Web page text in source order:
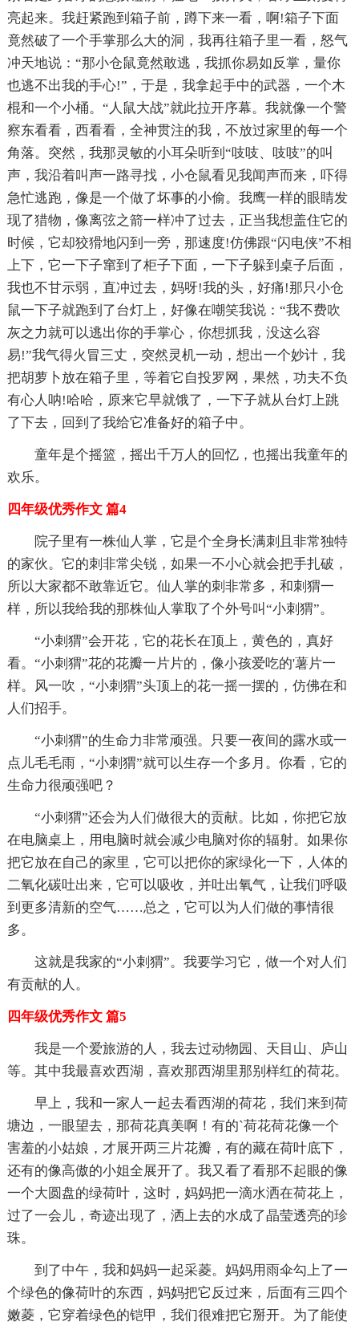
亮起来。我赶紧跑到箱子前，蹲下来一看，啊!箱子下面
竟然破了一个手掌那么大的洞，我再往箱子里一看，怒气
冲天地说：“那小仓鼠竟然敢逃，我抓你易如反掌，量你
也逃不出我的手心!”，于是，我拿起手中的武器，一个木
棍和一个小桶。“人鼠大战”就此拉开序幕。我就像一个警
察东看看，西看看，全神贯注的我，不放过家里的每一个
角落。突然，我那灵敏的小耳朵听到“吱吱、吱吱”的叫
声，我沿着叫声一路寻找，小仓鼠看见我闻声而来，吓得
急忙逃跑，像是一个做了坏事的小偷。我鹰一样的眼睛发
现了猎物，像离弦之箭一样冲了过去，正当我想盖住它的
时候，它却狡猾地闪到一旁，那速度!仿佛跟“闪电侠”不相
上下，它一下子窜到了柜子下面，一下子躲到桌子后面，
我也不甘示弱，直冲过去，妈呀!我的头，好痛!那只小仓
鼠一下子就跑到了台灯上，好像在嘲笑我说：“我不费吹
灰之力就可以逃出你的手掌心，你想抓我，没这么容
易!”我气得火冒三丈，突然灵机一动，想出一个妙计，我
把胡萝卜放在箱子里，等着它自投罗网，果然，功夫不负
有心人呐!哈哈，原来它早就饿了，一下子就从台灯上跳
了下去，回到了我给它准备好的箱子中。
童年是个摇篮，摇出千万人的回忆，也摇出我童年的
欢乐。
四年级优秀作文 篇4
院子里有一株仙人掌，它是个全身长满刺且非常独特
的家伙。它的刺非常尖锐，如果一不小心就会把手扎破，
所以大家都不敢靠近它。仙人掌的刺非常多，和刺猬一
样，所以我给我的那株仙人掌取了个外号叫“小刺猬”。
“小刺猬”会开花，它的花长在顶上，黄色的，真好
看。“小刺猬”花的花瓣一片片的，像小孩爱吃的'薯片一
样。风一吹，“小刺猬”头顶上的花一摇一摆的，仿佛在和
人们招手。
“小刺猬”的生命力非常顽强。只要一夜间的露水或一
点儿毛毛雨，“小刺猬”就可以生存一个多月。你看，它的
生命力很顽强吧？
“小刺猬”还会为人们做很大的贡献。比如，你把它放
在电脑桌上，用电脑时就会减少电脑对你的辐射。如果你
把它放在自己的家里，它可以把你的家绿化一下，人体的
二氧化碳吐出来，它可以吸收，并吐出氧气，让我们呼吸
到更多清新的空气……总之，它可以为人们做的事情很
多。
这就是我家的“小刺猬”。我要学习它，做一个对人们
有贡献的人。
四年级优秀作文 篇5
我是一个爱旅游的人，我去过动物园、天目山、庐山
等。其中我最喜欢西湖，喜欢那西湖里那别样红的荷花。
早上，我和一家人一起去看西湖的荷花，我们来到荷
塘边，一眼望去，那荷花真美啊！有的`荷花荷花像一个
害羞的小姑娘，才展开两三片花瓣，有的藏在荷叶底下，
还有的像高傲的小姐全展开了。我又看了看那不起眼的像
一个大圆盘的绿荷叶，这时，妈妈把一滴水洒在荷花上，
过了一会儿，奇迹出现了，洒上去的水成了晶莹透亮的珍
珠。
到了中午，我和妈妈一起采菱。妈妈用雨伞勾上了一
个绿色的像荷叶的东西，妈妈把它反过来，后面有三四个
嫩菱，它穿着绿色的铠甲，我们很难把它掰开。为了能使